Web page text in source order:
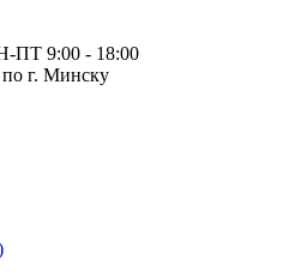
ПТ 9:00 - 18:00
по г. Минску